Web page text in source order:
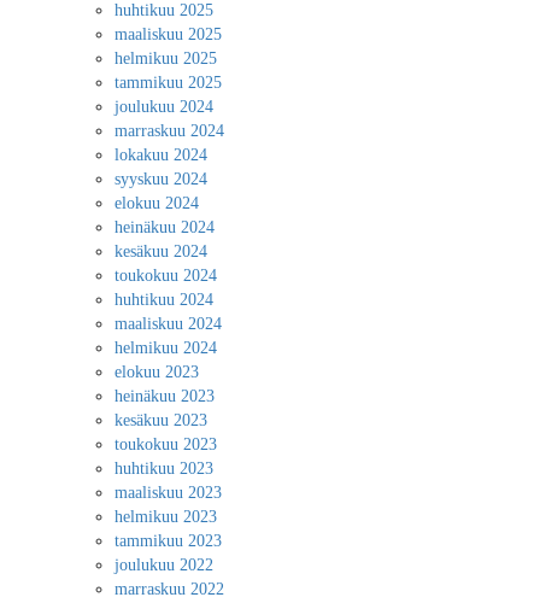
huhtikuu 2025
maaliskuu 2025
helmikuu 2025
tammikuu 2025
joulukuu 2024
marraskuu 2024
lokakuu 2024
syyskuu 2024
elokuu 2024
heinäkuu 2024
kesäkuu 2024
toukokuu 2024
huhtikuu 2024
maaliskuu 2024
helmikuu 2024
elokuu 2023
heinäkuu 2023
kesäkuu 2023
toukokuu 2023
huhtikuu 2023
maaliskuu 2023
helmikuu 2023
tammikuu 2023
joulukuu 2022
marraskuu 2022